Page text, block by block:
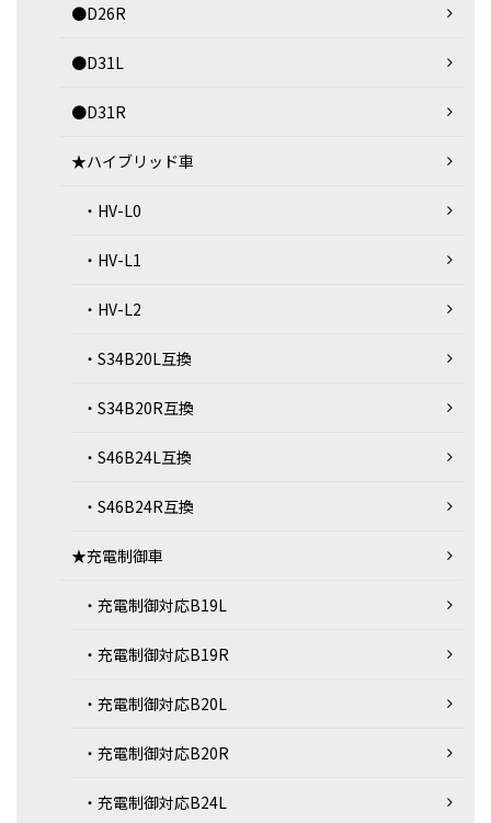
●D26R
●D31L
●D31R
★ハイブリッド車
・HV-L0
・HV-L1
・HV-L2
・S34B20L互換
・S34B20R互換
・S46B24L互換
・S46B24R互換
★充電制御車
・充電制御対応B19L
・充電制御対応B19R
・充電制御対応B20L
・充電制御対応B20R
・充電制御対応B24L